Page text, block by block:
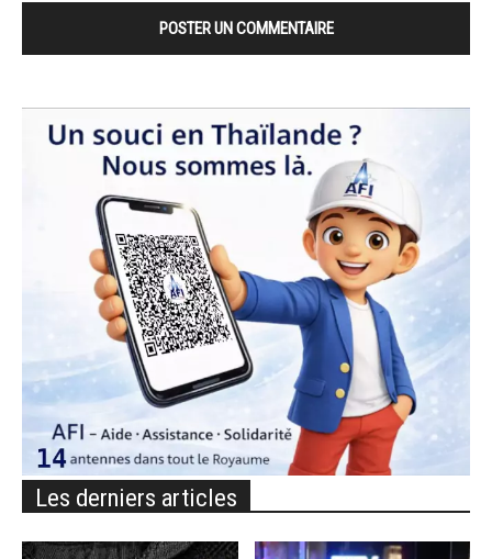
Les derniers articles